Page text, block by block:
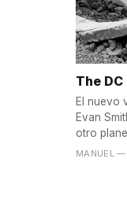
The
El nuevo
Evan
otro
MANUEL —